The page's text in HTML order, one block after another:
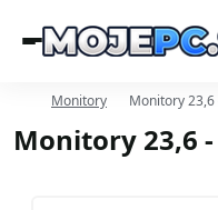
Monitory Monitory
Monitory 23,6